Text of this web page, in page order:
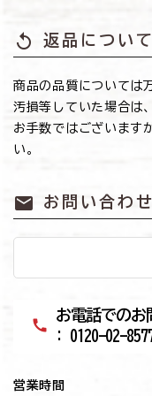
replay 返品について
商品の品質については
汚損等していた場合は
お手数ではございます
い。
mail お問い合わせ
call
お電話でのお
: 0120-02-
営業時間